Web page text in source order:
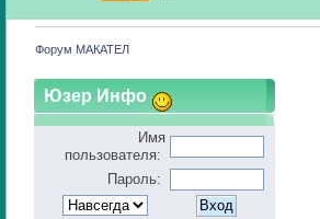
Форум МАКАТЕЛ
Юзер Инфо
Имя
пользователя:
Пароль: